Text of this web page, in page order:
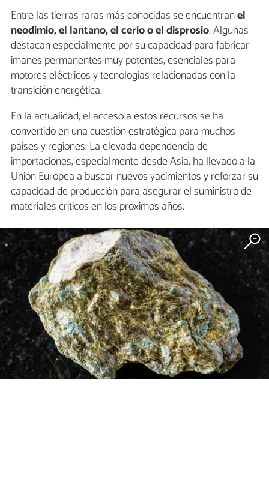
Entre las tierras raras más conocidas se encuentranel
neodimio, el lantano, el cerio o el disprosio. Algunas
destacan especialmente por su capacidad para fabricar
imanes permanentes muy potentes, esenciales para
motores eléctricos y tecnologías relacionadas con la
transición energética.
En la actualidad, el acceso a estos recursos se ha
convertido en una cuestión estratégica para muchos
países y regiones. La elevada dependencia de
importaciones, especialmente desde Asia, ha llevado a la
Unión Europea a buscar nuevos yacimientos y reforzar su
capacidad de producción para asegurar el suministro de
materiales críticos en los próximos años.